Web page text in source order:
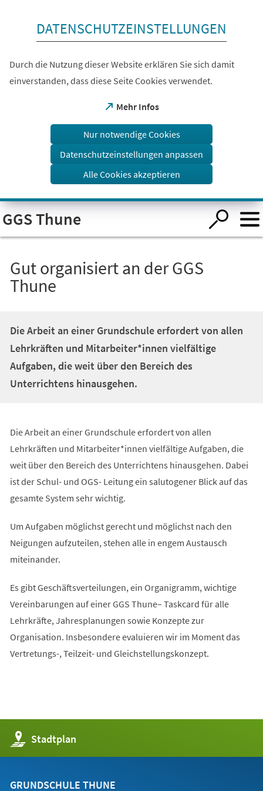
Visuelle
Assistenzsoftware
öffnen.
DATENSCHUTZEINSTELLUNGEN
Durch die Nutzung dieser Website erklären Sie sich damit
einverstanden, dass diese Seite Cookies verwendet.
Mehr Infos
(Öffnet
einem
Tab)
Nur notwendige Cookies
Datenschutzeinstellungen anpassen
Alle Cookies akzeptieren
GGS Thune
Gut organisiert an der GGS
Thune
Die Arbeit an einer Grundschule erfordert von allen
Lehrkräften und Mitarbeiter*innen vielfältige
Aufgaben, die weit über den Bereich des
Unterrichtens hinausgehen.
Die Arbeit an einer Grundschule erfordert von allen
Lehrkräften und Mitarbeiter*innen vielfältige Aufgaben, die
weit über den Bereich des Unterrichtens hinausgehen. Dabei
ist der Schul- und OGS- Leitung ein salutogener Blick auf das
gesamte System sehr wichtig.
Um Aufgaben möglichst gerecht und möglichst nach den
Neigungen aufzuteilen, stehen alle in engem Austausch
miteinander.
Es gibt Geschäftsverteilungen, ein Organigramm, wichtige
Vereinbarungen auf einer GGS Thune– Taskcard für alle
Lehrkräfte, Jahresplanungen sowie Konzepte zur
Organisation. Insbesondere evaluieren wir im Moment das
Vertretungs-, Teilzeit- und Gleichstellungskonzept.
Stadtplan
(Öffnet
in
einem
Tab)
GRUNDSCHULE THUNE